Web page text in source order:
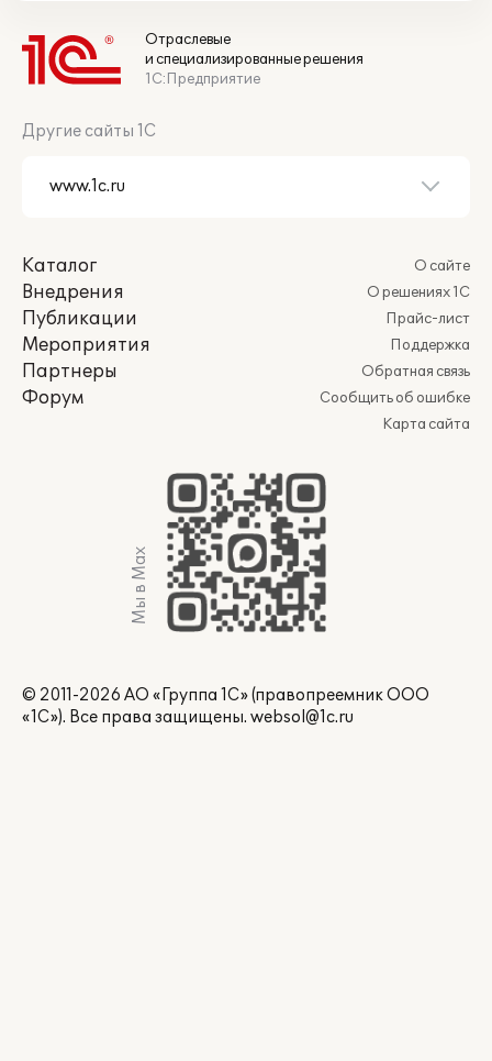
Отраслевые
и специализированные решения
1С:Предприятие
Другие сайты 1С
Каталог
Внедрения
Публикации
Мероприятия
Партнеры
Форум
О сайте
О решениях 1С
Прайс-лист
Поддержка
Обратная связь
Сообщить об ошибке
Карта сайта
Мы в Max
© 2011-2026 АО «Группа 1С» (правопреемник ООО
«1С»). Все права защищены. websol@1c.ru